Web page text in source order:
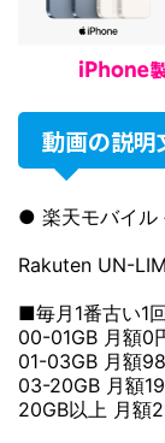
動画の説明
● 楽天モバイル
Rakuten UN-
■毎月1番古い1
00-01GB 月額0
01-03GB 月額
03-20GB 月額
20GB以上 月額